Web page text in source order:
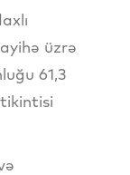
üzrə
61,3